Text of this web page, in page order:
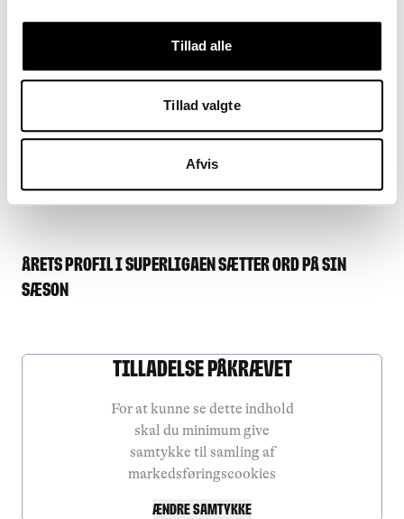
Tillad alle
Tillad valgte
Afvis
nr. 2 i ligaen. Og her håber Vallys på at få den
første af sine fremtidsdrømme til at gå i
opfyldelse.
»Jeg drømmer om et mesterskab på Brøndby
Stadion. Det er det jeg bruger min energi på. Og
så drømmer jeg om, at vi vinder derbyet på
søndag,« slutter han.
Årets Profil i Superligaen sætter ord på sin
sæson
Tilladelse Påkrævet
For at kunne se dette indhold
skal du minimum give
samtykke til samling af
markedsføringscookies
Ændre samtykke